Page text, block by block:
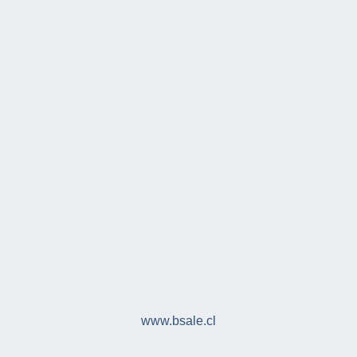
www.bsale.cl